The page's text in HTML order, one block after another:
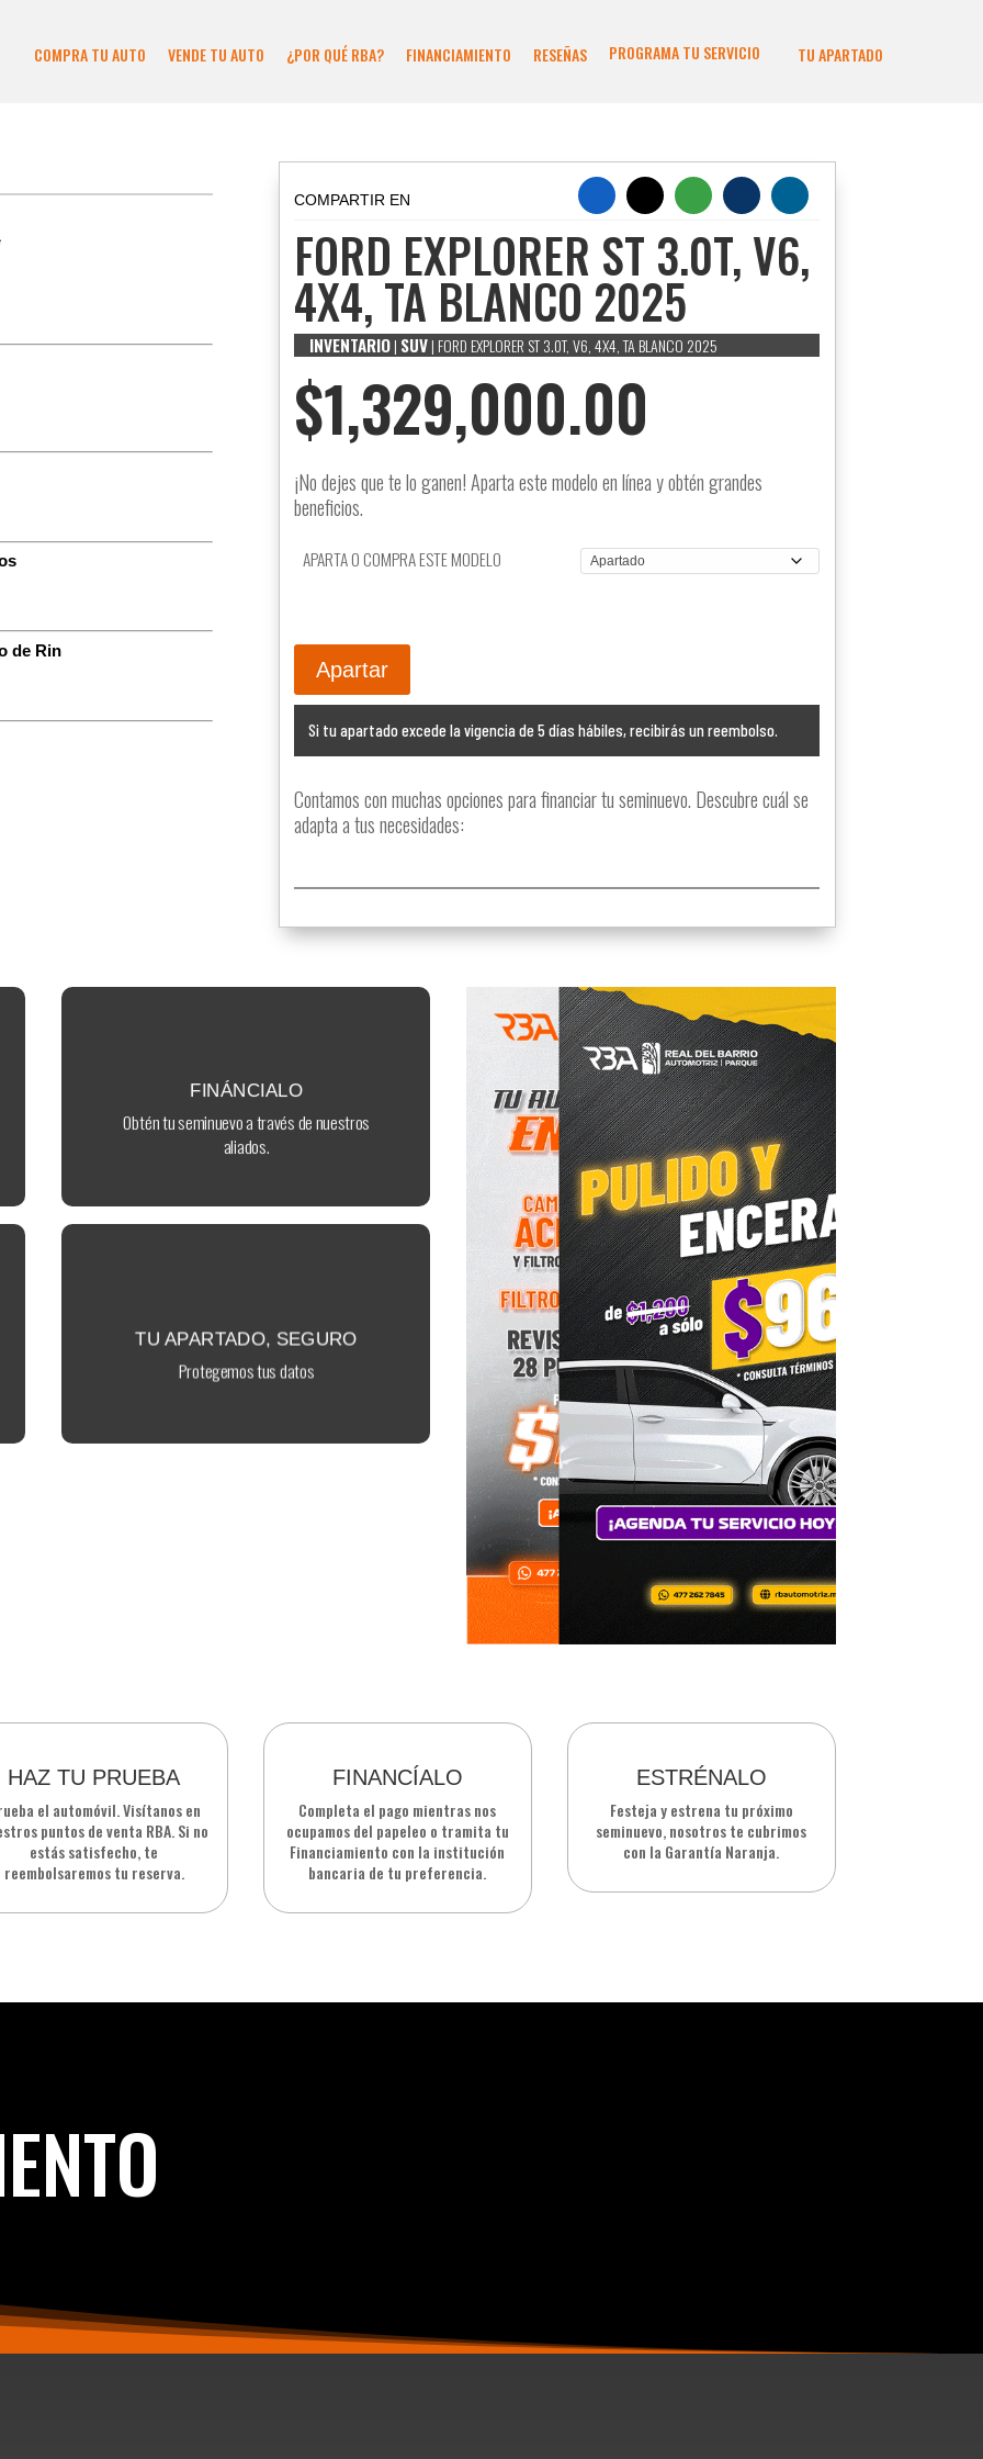
COMPRA TU AUTO VENDE TU AUTO ¿POR QUÉ RBA? FINANCIAMIENTO RESEÑAS PROGRAMA TU SERVICIO TU APARTADO
de Rin
COMPARTIR EN
FORD EXPLORER ST 3.0T, V6,
4X4, TA BLANCO 2025
INVENTARIO| SUV| FORD EXPLORER ST 3.0T, V6, 4X4, TA BLANCO 2025
$1,329,000.00
¡No dejes que te lo ganen! Aparta este modelo en línea y obtén grandes
beneficios.
APARTA O COMPRA ESTE MODELO
Apartar
Si tu apartado excede la vigencia de 5 días hábiles, recibirás un reembolso.
Contamos con muchas opciones para financiar tu seminuevo. Descubre cuál se
adapta a tus necesidades:
FINÁNCIALO
Obtén tu seminuevo a través de nuestros
aliados.
FINÁNCIALO
TU APARTADO, SEGURO
Protegemos tus datos
TU APARTADO, SEGURO
HAZ TU PRUEBA
el automóvil. Visítanos en
puntos de venta RBA. Si no
estás satisfecho, te
reembolsaremos tu reserva.
FINANCÍALO
Completa el pago mientras nos
ocupamos del papeleo o tramita tu
Financiamiento con la institución
bancaria de tu preferencia.
ESTRÉNALO
Festeja y estrena tu próximo
seminuevo, nosotros te cubrimos
con la Garantía Naranja.